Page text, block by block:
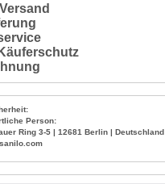
Person:
Ring 3-5 | 12681 Berlin | Deutschland